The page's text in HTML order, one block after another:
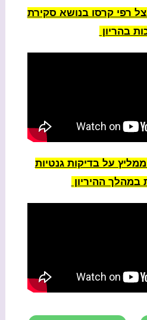
רפי קרסו בנושא סקירת
בהריון
ממליץ על בדיקות גנטיות
במהלך ההיריון